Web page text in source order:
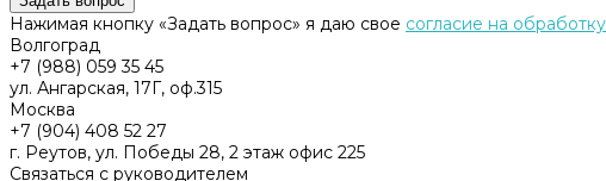
Нажимая кнопку «Задать вопрос» я даю свое согласие на
Волгоград
+7 (988) 059 35 45
ул. Ангарская, 17Г, оф.315
Москва
+7 (904) 408 52 27
г. Реутов, ул. Победы 28, 2 этаж офис 225
Связаться с руководителем